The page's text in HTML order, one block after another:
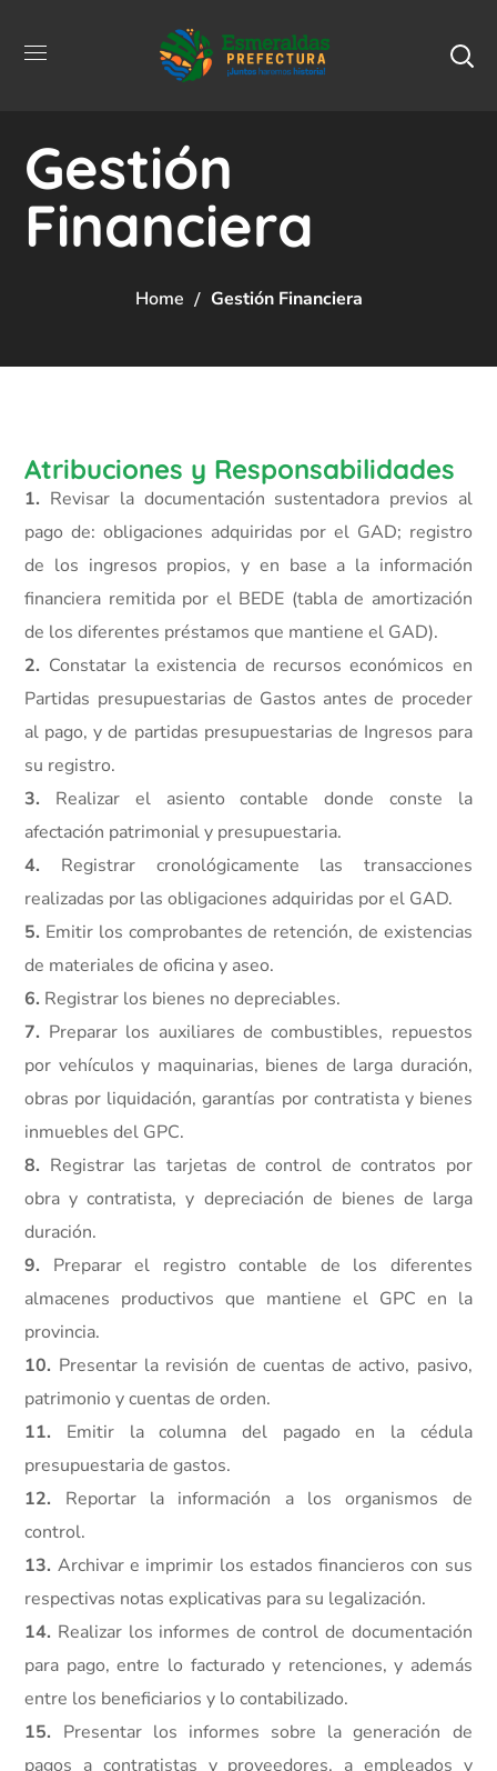
Gestión
Financiera
Home Gestión Financiera
Atribuciones y Responsabilidades
1. Revisar la documentación sustentadora previos al
pago de: obligaciones adquiridas por el GAD; registro
de los ingresos propios, y en base a la información
financiera remitida por el BEDE (tabla de amortización
de los diferentes préstamos que mantiene el GAD).
2. Constatar la existencia de recursos económicos en
Partidas presupuestarias de Gastos antes de proceder
al pago, y de partidas presupuestarias de Ingresos para
su registro.
3. Realizar el asiento contable donde conste la
afectación patrimonial y presupuestaria.
4. Registrar cronológicamente las transacciones
realizadas por las obligaciones adquiridas por el GAD.
5. Emitir los comprobantes de retención, de existencias
de materiales de oficina y aseo.
6. Registrar los bienes no depreciables.
7. Preparar los auxiliares de combustibles, repuestos
por vehículos y maquinarias, bienes de larga duración,
obras por liquidación, garantías por contratista y bienes
inmuebles del GPC.
8. Registrar las tarjetas de control de contratos por
obra y contratista, y depreciación de bienes de larga
duración.
9. Preparar el registro contable de los diferentes
almacenes productivos que mantiene el GPC en la
provincia.
10. Presentar la revisión de cuentas de activo, pasivo,
patrimonio y cuentas de orden.
11. Emitir la columna del pagado en la cédula
presupuestaria de gastos.
12. Reportar la información a los organismos de
control.
13. Archivar e imprimir los estados financieros con sus
respectivas notas explicativas para su legalización.
14. Realizar los informes de control de documentación
para pago, entre lo facturado y retenciones, y además
entre los beneficiarios y lo contabilizado.
15. Presentar los informes sobre la generación de
pagos a contratistas y proveedores, a empleados y